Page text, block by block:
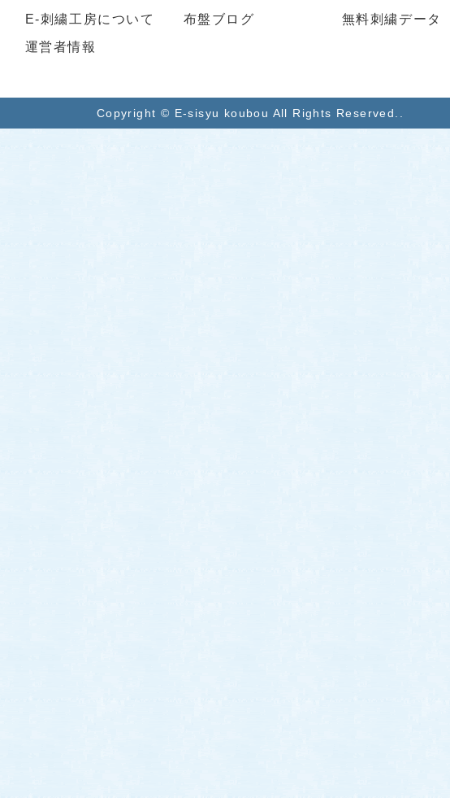
E-刺繍工房について
運営者情報
布盤ブログ
無料刺繍データ
Copyright © E-sisyu koubou All Rights Reserved..